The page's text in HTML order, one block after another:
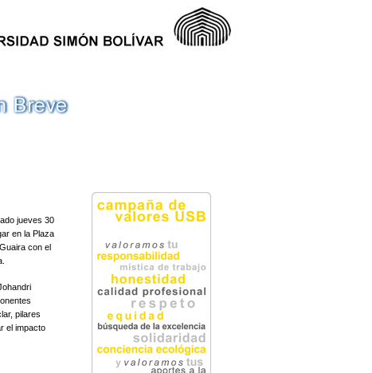
jueves 30
en la Plaza
con el
pilares
el impacto